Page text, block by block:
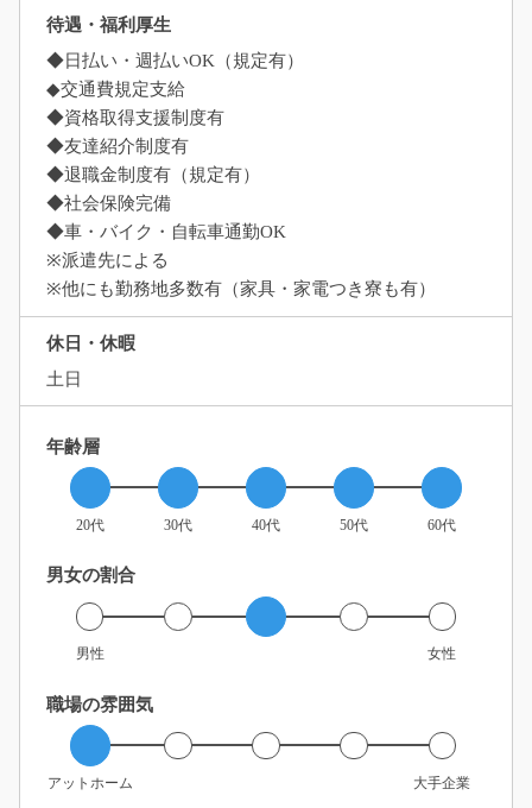
待遇・福利厚生
◆日払い・週払いOK（規定有）
◆交通費規定支給
◆資格取得支援制度有
◆友達紹介制度有
◆退職金制度有（規定有）
◆社会保険完備
◆車・バイク・自転車通勤OK
※派遣先による
※他にも勤務地多数有（家具・家電つき寮も有）
休日・休暇
土日
年齢層
20代 30代 40代 50代 60代
男女の割合
男性 女性
職場の雰囲気
アットホーム 大手企業